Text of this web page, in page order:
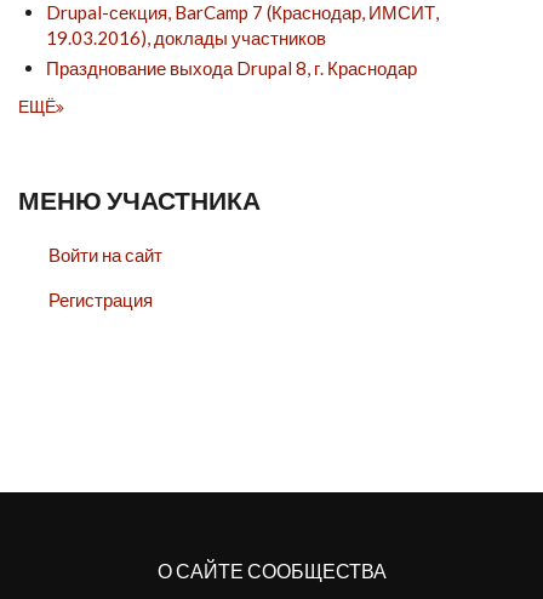
Drupal-секция, BarCamp 7 (Краснодар, ИМСИТ,
19.03.2016), доклады участников
Празднование выхода Drupal 8, г. Краснодар
ЕЩЁ
МЕНЮ УЧАСТНИКА
Войти на сайт
Регистрация
О САЙТЕ СООБЩЕСТВА